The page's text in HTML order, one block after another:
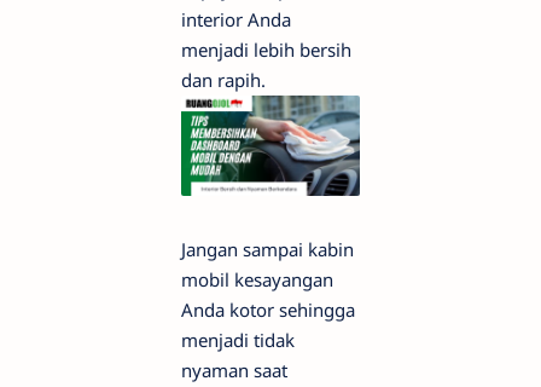
interior Anda
menjadi lebih bersih
dan rapih.
Jangan sampai kabin
mobil kesayangan
Anda kotor sehingga
menjadi tidak
nyaman saat